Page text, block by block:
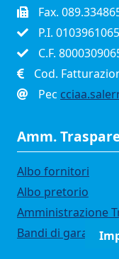
Fax.
P.I.
C.F.
Cod.
Pec
Amm.
Albo fornitori
Albo pretorio
Amministrazione
Bandi di gara